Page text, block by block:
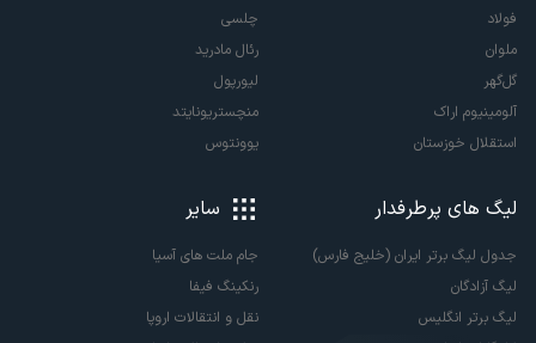
فولاد
ملوان
گل‌گهر
آلومینیوم اراک
استقلال خوزستان
چلسی
رئال مادرید
لیورپول
منچستریونایتد
یوونتوس
لیگ های پرطرفدار
جدول لیگ برتر ایران (خلیج فارس)
لیگ آزادگان
لیگ برتر انگلیس
سایر
جام ملت های آسیا
رنکینگ فیفا
نقل و انتقالات اروپا